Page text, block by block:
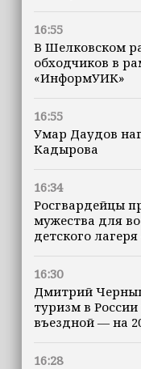
16:55
В Шелковском
обходчиков в
«ИнформУИК»
16:55
Умар Даудов
Кадырова
16:34
Росгвардейцы
мужества для
детского
16:30
Дмитрий
туризм в
въездной — на
16:28